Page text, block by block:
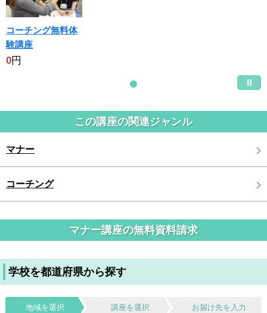
コーチング無料体
験講座
0円
この講座の関連ジャンル
マナー
コーチング
マナー講座の無料資料請求
学校を都道府県から探す
地域を選択 講座を選択 お届け先を入力